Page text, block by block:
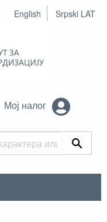
English Srpski LAT
Мој налог